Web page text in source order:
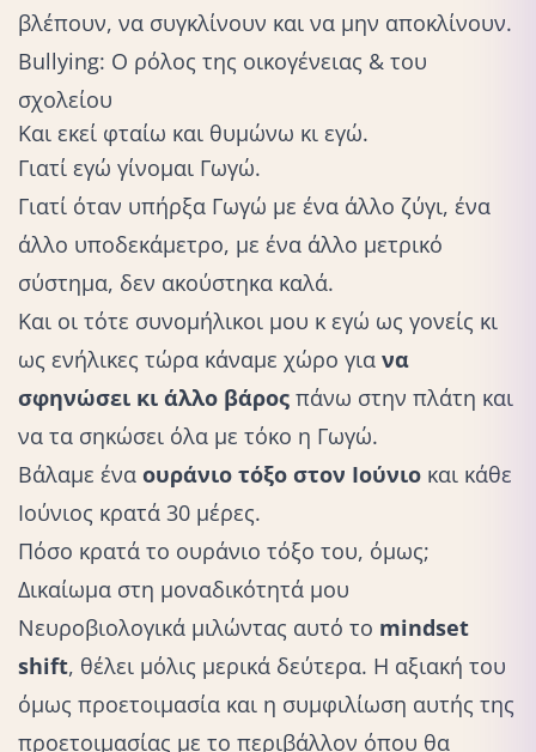
βλέπουν, να συγκλίνουν και να μην αποκλίνουν.
Bullying: Ο ρόλος της οικογένειας & του
σχολείου
Και εκεί φταίω και θυμώνω κι εγώ.
Γιατί εγώ γίνομαι Γωγώ.
Γιατί όταν υπήρξα Γωγώ με ένα άλλο ζύγι, ένα
άλλο υποδεκάμετρο, με ένα άλλο μετρικό
σύστημα, δεν ακούστηκα καλά.
Και οι τότε συνομήλικοι μου κ εγώ ως γονείς κι
ως ενήλικες τώρα κάναμε χώρο για να
σφηνώσει κι άλλο βάρος πάνω στην πλάτη και
να τα σηκώσει όλα με τόκο η Γωγώ.
Βάλαμε ένα ουράνιο τόξο στον Ιούνιο και κάθε
Ιούνιος κρατά 30 μέρες.
Πόσο κρατά το ουράνιο τόξο του, όμως;
Δικαίωμα στη μοναδικότητά μου
Νευροβιολογικά μιλώντας αυτό το mindset
shift, θέλει μόλις μερικά δεύτερα. Η αξιακή του
όμως προετοιμασία και η συμφιλίωση αυτής της
προετοιμασίας με το περιβάλλον όπου θα